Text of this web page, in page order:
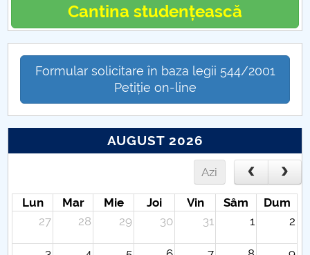
Cantina studențească
Formular solicitare în baza legii 544/2001
Petiție on-line
AUGUST 2026
Azi
Lun Mar Mie Joi Vin Sâm
Dum
27
28 29 30 31 1 2